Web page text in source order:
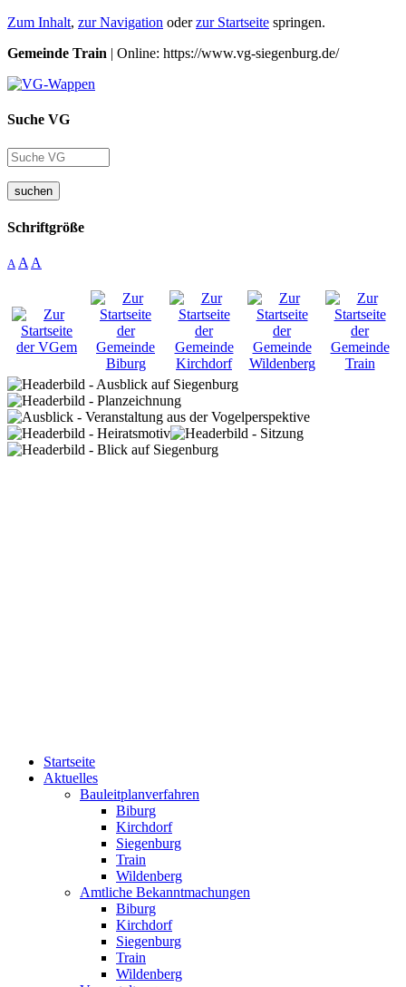
Zum Inhalt, zur Navigation oderzur Startseite springen.
Gemeinde Train | Online: https://www.vg-siegenburg.de/
Suche VG
suchen
Schriftgröße
A A A
Startseite
Aktuelles
Bauleitplanverfahren
Biburg
Kirchdorf
Siegenburg
Train
Wildenberg
Amtliche Bekanntmachungen
Biburg
Kirchdorf
Siegenburg
Train
Wildenberg